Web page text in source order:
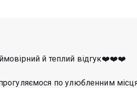
й теплий відгук❤️❤️❤️
по улюбленним